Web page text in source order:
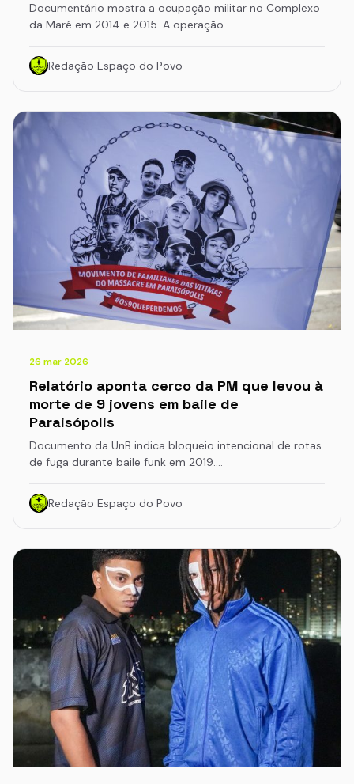
Documentário mostra a ocupação militar no Complexo
da Maré em 2014 e 2015. A operação…
Redação Espaço do Povo
26 mar 2026
Relatório aponta cerco da PM que levou à
morte de 9 jovens em baile de
Paraisópolis
Documento da UnB indica bloqueio intencional de rotas
de fuga durante baile funk em 2019.…
Redação Espaço do Povo